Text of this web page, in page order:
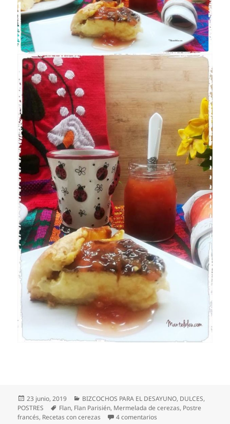
Publicado
el
23 junio, 2019 Categorías
BIZCOCHOS PARA EL DESAYUNO, DULCES,
POSTRES
Etiquetas
Flan, Flan Parisién, Mermelada de cerezas, Postre
francés, Recetas con cerezas 4 comentarios